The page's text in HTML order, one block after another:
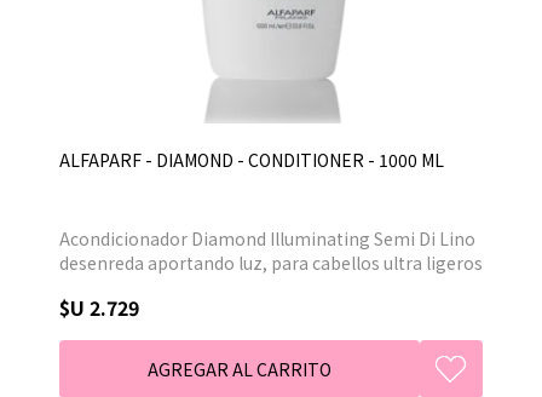
ALFAPARF - DIAMOND - CONDITIONER - 1000 ML
Acondicionador Diamond Illuminating Semi Di Lino
desenreda aportando luz, para cabellos ultra ligeros
brillo. Luminosidad extrema intensidad del color
protegida en el tiempo, cabello revitalizando y
brillante como diamantes. Revela la novedosa
tecnología para el cuidado del cabello, aportando
$U 2.729